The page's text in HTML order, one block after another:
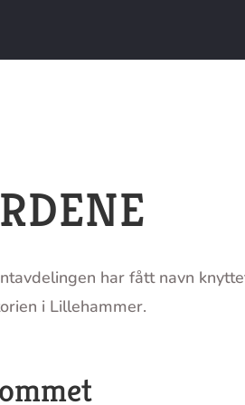
har fått navn
i Lillehammer.